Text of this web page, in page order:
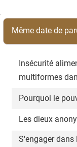
Même date de
Insécurité
multiformes
Pourquoi le
Les dieux
S'engager dans